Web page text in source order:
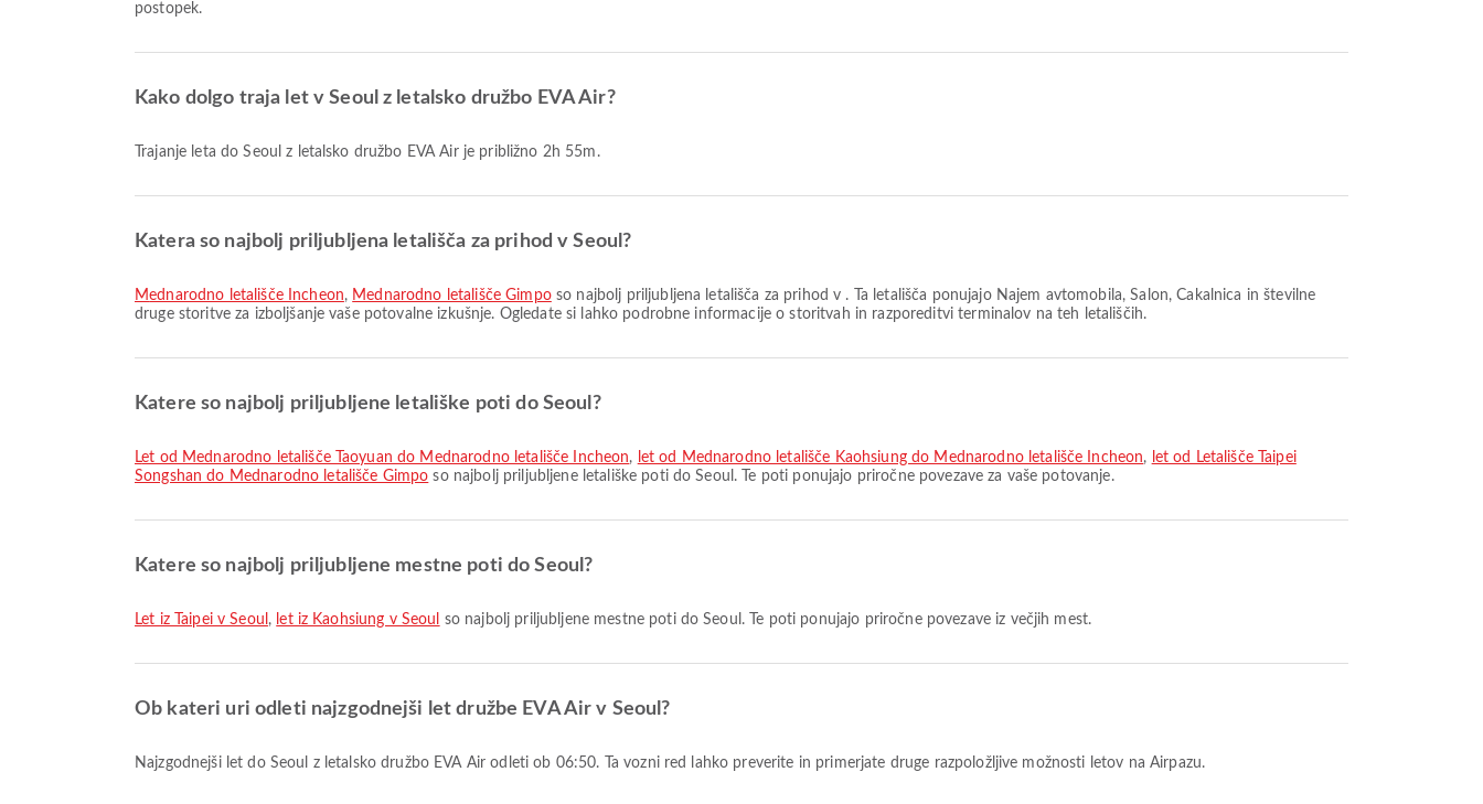
postopek.
Kako dolgo traja let v Seoul z letalsko družbo EVA Air?
Trajanje leta do Seoul z letalsko družbo EVA Air je približno 2h 55m.
Katera so najbolj priljubljena letališča za prihod v Seoul?
Mednarodno letališče Incheon, Mednarodno letališče Gimposo najbolj priljubljena letališča za prihod v . Ta letališča ponujajo Najem avtomobila, Salon, Čakalnica in številne
druge storitve za izboljšanje vaše potovalne izkušnje. Ogledate si lahko podrobne informacije o storitvah in razporeditvi terminalov na teh letališčih.
Katere so najbolj priljubljene letališke poti do Seoul?
let od Mednarodno letališče Taoyuan do Mednarodno letališče Incheon, let od Mednarodno letališče Kaohsiung do Mednarodno letališče Incheon, let od Letališče Taipei
Songshan do Mednarodno letališče Gimpo so najbolj priljubljene letališke poti do Seoul. Te poti ponujajo priročne povezave za vaše potovanje.
Katere so najbolj priljubljene mestne poti do Seoul?
let iz Taipei v Seoul , let iz Kaohsiung v Seoul so najbolj priljubljene mestne poti do Seoul. Te poti ponujajo priročne povezave iz večjih mest.
Ob kateri uri odleti najzgodnejši let družbe EVA Air v Seoul?
Najzgodnejši let do Seoul z letalsko družbo EVA Air odleti ob 06:50. Ta vozni red lahko preverite in primerjate druge razpoložljive možnosti letov na Airpazu.